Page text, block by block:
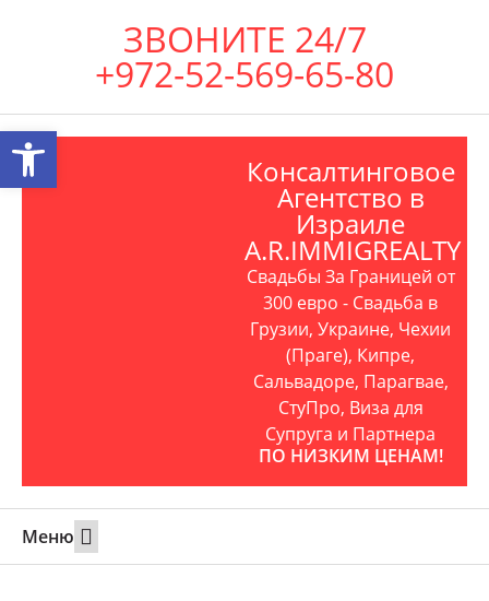
ЗВОНИТЕ 24/7
+972-52-569-65-80
Консалтинговое
Агентство в
Израиле
A.R.IMMIGREALTY
Свадьбы За Границей от
300 евро - Свадьба в
Грузии, Украине, Чехии
(Праге), Кипре,
Сальвадоре, Парагвае,
СтуПро, Виза для
Супруга и Партнера
ПО НИЗКИМ ЦЕНАМ!
Меню
Открыть панель инструментов